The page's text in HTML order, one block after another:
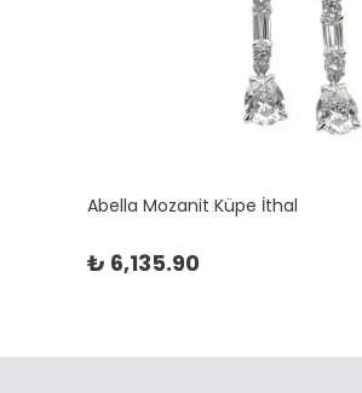
Abella Mozanit Küpe İthal
₺ 6,135.90